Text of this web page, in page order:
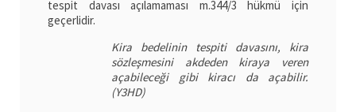
tespit davası açılamaması m.344/3 hükmü için
geçerlidir.
Kira bedelinin tespiti davasını, kira
sözleşmesini akdeden kiraya veren
açabileceği gibi kiracı da açabilir.
(Y3HD)